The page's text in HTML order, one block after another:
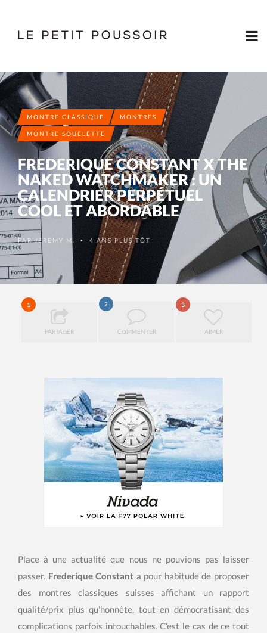
MONTRE CLASSIQUE MONTRES
MONTRE SQUELETTE
FREDERIQUE CONSTANT X THE
NAKED WATCHMAKER : UN
CALENDRIER PERPÉTUEL
COOL ET ABORDABLE
PARJEREMY M. • 4 ANS PLUS TÔT
1
PARTAGER
2
COMMENTER
3
AIMER
Place à une actualité que nous ne pouvions pas laisser
passer. Frederique Constant a pour habitude de proposer
des montres classiques suisses affichant un rapport
qualité/prix plus qu’honnête, tout en démocratisant des
complications parfois intouchables. C’est le cas de ce tout